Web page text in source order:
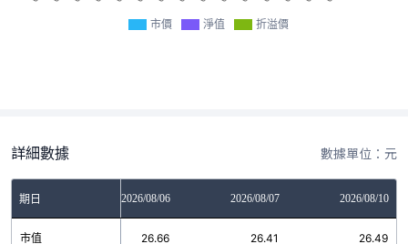
市價 淨值 折溢價
詳細數據 數據單位：元
期日
2026/08/05 2026/08/06 2026/08/07 2026/08/10
市值26.67 26.66 26.41 26.49